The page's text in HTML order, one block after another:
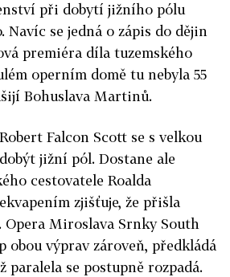
při dobytí jižního pólu
Navíc se jedná o zápis do dějin
premiéra díla tuzemského
operním domě tu nebyla 55
Bohuslava Martinů.
Falcon Scott se s velkou
jižní pól. Dostane ale
cestovatele Roalda
zjišťuje, že přišla
Miroslava Srnky South
obou výprav zároveň, předkládá
paralela se postupně rozpadá.